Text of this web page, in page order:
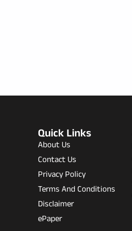
Quick Links
About Us
Contact Us
Privacy Policy
Terms And Conditions
Disclaimer
ePaper